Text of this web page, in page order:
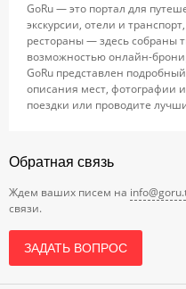
GoRu — это портал для
экскурсии, отели и
рестораны — здесь собраны
возможностью онлайн-
GoRu представлен
описания мест, фотографии
поездки или проводите
Обратная связь
Ждем ваших писем на
связи.
ЗАДАТЬ ВОПРОС